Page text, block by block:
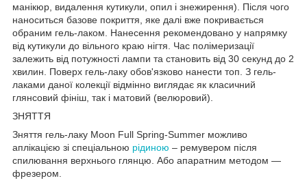
манікюр, видалення кутикули, опил і знежирення). Після чого
наноситься базове покриття, яке далі вже покривається
обраним гель-лаком. Нанесення рекомендовано у напрямку
від кутикули до вільного краю нігтя. Час полімеризації
залежить від потужності лампи та становить від 30 секунд до 2
хвилин. Поверх гель-лаку обов'язково нанести топ. З гель-
лаками даної колекції відмінно виглядає як класичний
глянсовий фініш, так і матовий (велюровий).
ЗНЯТТЯ
Зняття гель-лаку Moon Full Spring-Summer можливо
аплікацією зі спеціальною рідиною – ремувером після
спилювання верхнього глянцю. Або апаратним методом —
фрезером.